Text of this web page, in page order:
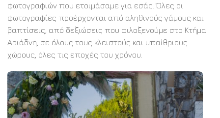
φωτογραφιών που ετοιμάσαμε για εσάς. Όλες οι
φωτογραφίες προέρχονται από αληθινούς γάμους και
βαπτίσεις, από δεξιώσεις που φιλοξενούμε στο Κτήμα
Αριάδνη, σε όλους τους κλειστούς και υπαίθριους
χώρους, όλες τις εποχές του χρόνου.